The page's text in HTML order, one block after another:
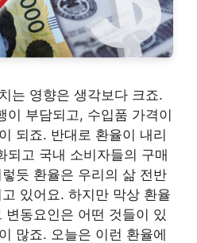
는 영향은 생각보다 크죠.
이 부담되고, 수입품 가격이
되죠. 반대로 환율이 내리
되고 국내 소비자들의 구매
듯 환율은 우리의 삶 전반
있어요. 하지만 막상 환율
동요인은 어떤 것들이 있
많죠. 오늘은 이런 환율에